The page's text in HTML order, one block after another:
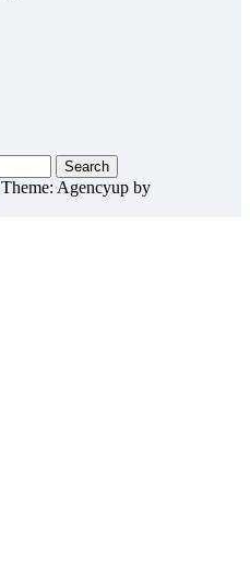
Theme: Agencyup by